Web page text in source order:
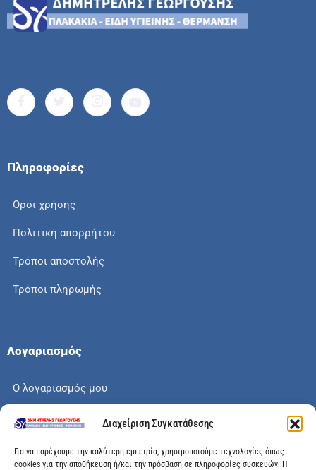
Διαχείριση Συγκατάθεσης
Για να παρέχουμε την καλύτερη εμπειρία, χρησιμοποιούμε τεχνολογίες όπως
cookies για την αποθήκευση ή/και την πρόσβαση σε πληροφορίες συσκευών. Η
Πληροφορίες
Οροι χρήσης
Πολιτική απορρήτου
Τρόποι αποστολής
Τρόποι πληρωμής
Λογαριασμός
Ο λογαριασμός μου
Το καλάθι μου
Check out